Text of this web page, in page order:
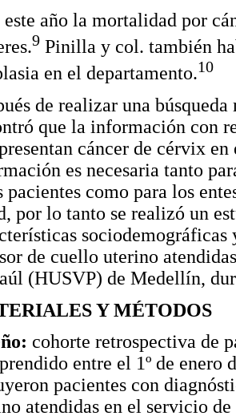
este año la mortalidad por
9 Pinilla y col. también
en el departamento.10
de realizar una
que la información con
cáncer de cérvix en
es necesaria tanto
pacientes como para los
por lo tanto se realizó un
sociodemográficas
de cuello uterino
(HUSVP) de Medellín,
Y MÉTODOS
cohorte retrospectiva de
entre el 1º de enero
pacientes con
atendidas en el servicio